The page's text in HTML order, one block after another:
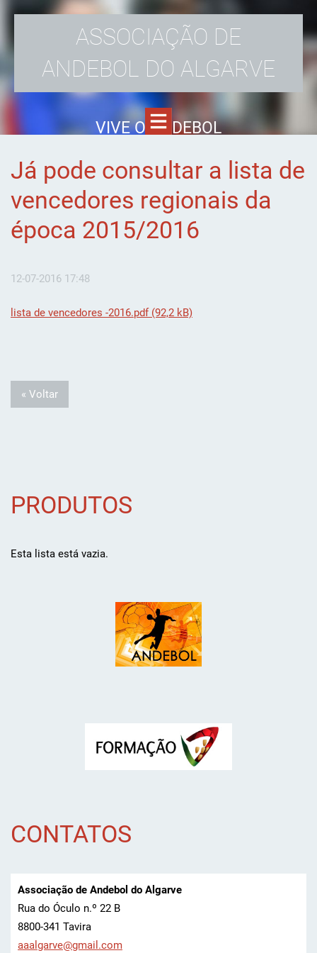
ASSOCIAÇÃO DE
ANDEBOL DO ALGARVE
VIVE O ANDEBOL
Já pode consultar a lista de
vencedores regionais da
época 2015/2016
12-07-2016 17:48
lista de vencedores -2016.pdf (92,2 kB)
« Voltar
PRODUTOS
Esta lista está vazia.
CONTATOS
Associação de Andebol do Algarve
Rua do Óculo n.º 22 B
8800-341 Tavira
aaalgarve@gmail.com